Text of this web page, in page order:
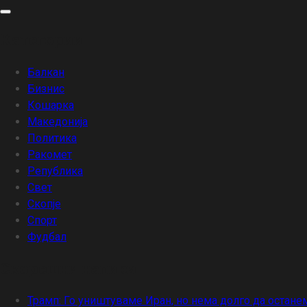
Skip
Балкан
Бизнис
Кошарка
Македонија
Политика
Ракомет
Република
Свет
Скопје
Спорт
Фудбал
Трамп: Го уништуваме Иран, но нема долго да